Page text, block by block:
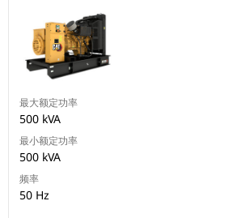
最大额定功率
500 kVA
最小额定功率
500 kVA
频率
50 Hz